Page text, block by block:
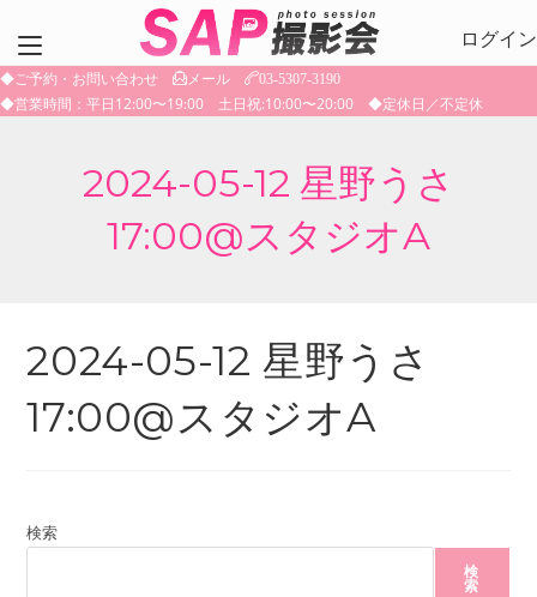
テ
ン
ログイン
◆ご予約・お問い合わせ メール 03-5307-3190
◆営業時間：平日12:00〜19:00 土日祝:10:00〜20:00 ◆定休日／不定休
2024-05-12 星野うさ
17:00@スタジオA
2024-05-12 星野うさ
17:00@スタジオA
検索
検
索